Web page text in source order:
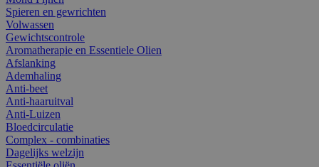
Spieren en gewrichten
Volwassen
Gewichtscontrole
Aromatherapie en Essentiele Olien
Afslanking
Ademhaling
Anti-beet
Anti-haaruitval
Anti-Luizen
Bloedcirculatie
Complex - combinaties
Dagelijks welzijn